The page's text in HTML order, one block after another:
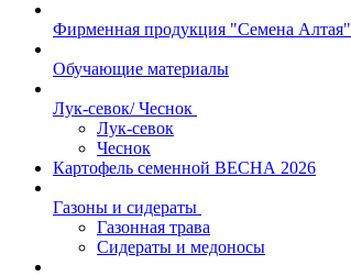
Фирменная продукция "Семена Алтая"
Обучающие материалы
Лук-севок/ Чеснок
Лук-севок
Чеснок
Картофель семенной ВЕСНА 2026
Газоны и сидераты
Газонная трава
Сидераты и медоносы